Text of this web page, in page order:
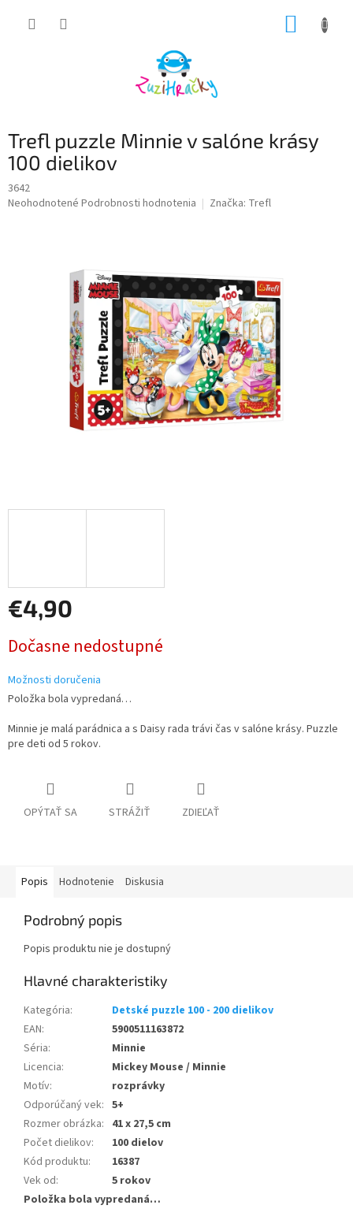
Trefl puzzle Minnie v salóne krásy
100 dielikov
3642
Priemerné
Neohodnotené Podrobnosti hodnotenia Značka: Trefl
€4,90
cena:
Dočasne nedostupné
Možnosti doručenia
Položka bola vypredaná…
Minnie je malá parádnica a s Daisy rada trávi čas v salóne krásy. Puzzle
pre deti od 5 rokov.
OPÝTAŤ SA STRÁŽIŤ ZDIEĽAŤ
Popis Hodnotenie Diskusia
Podrobný popis
Popis produktu nie je dostupný
Kategória:
Detské puzzle 100 - 200 dielikov
EAN:
5900511163872
Séria:
Minnie
Licencia:
Mickey Mouse / Minnie
Motív:
rozprávky
Odporúčaný vek: 5+
Rozmer obrázka: 41 x 27,5 cm
Počet dielikov:
100 dielov
Kód produktu:
16387
Vek od:
5 rokov
Položka bola vypredaná…